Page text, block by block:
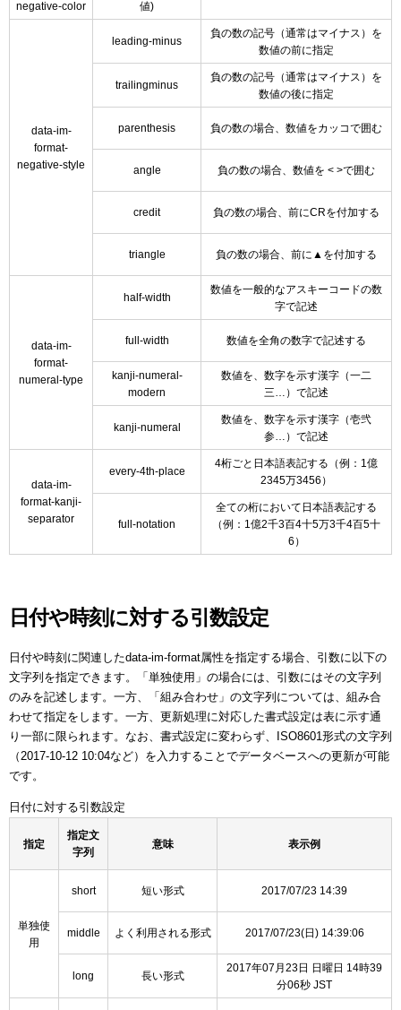
negative-color 値)
data-im-
format-
negative-style
leading-minus
負の数の記号（通常はマイナス）を
数値の前に指定
trailingminus
負の数の記号（通常はマイナス）を
数値の後に指定
parenthesis 負の数の場合、数値をカッコで囲む
angle 負の数の場合、数値を < >で囲む
credit 負の数の場合、前にCRを付加する
triangle 負の数の場合、前に▲を付加する
data-im-
format-
numeral-type
half-width
数値を一般的なアスキーコードの数
字で記述
full-width 数値を全角の数字で記述する
kanji-numeral-
modern
数値を、数字を示す漢字（一二
三…）で記述
kanji-numeral
数値を、数字を示す漢字（壱弐
参…）で記述
data-im-
format-kanji-
separator
every-4th-place
4桁ごと日本語表記する（例：1億
2345万3456）
full-notation
全ての桁において日本語表記する
（例：1億2千3百4十5万3千4百5十
6）
日付や時刻に対する引数設定
日付や時刻に関連したdata-im-format属性を指定する場合、引数に以下の
文字列を指定できます。「単独使用」の場合には、引数にはその文字列
のみを記述します。一方、「組み合わせ」の文字列については、組み合
わせて指定をします。一方、更新処理に対応した書式設定は表に示す通
り一部に限られます。なお、書式設定に変わらず、ISO8601形式の文字列
（2017-10-12 10:04など）を入力することでデータベースへの更新が可能
です。
日付に対する引数設定
指定
指定文
字列
意味 表示例
単独使
用
short 短い形式 2017/07/23 14:39
middle よく利用される形式 2017/07/23(日) 14:39:06
long 長い形式
2017年07月23日 日曜日 14時39
分06秒 JST